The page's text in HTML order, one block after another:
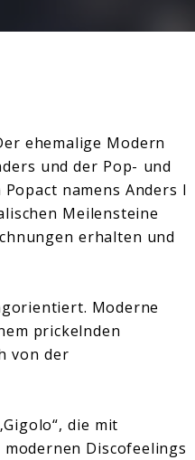
ehemalige Modern
und der Pop- und
namens Anders I
Meilensteine
erhalten und
Moderne
prickelnden
von der
die mit
Discofeelings